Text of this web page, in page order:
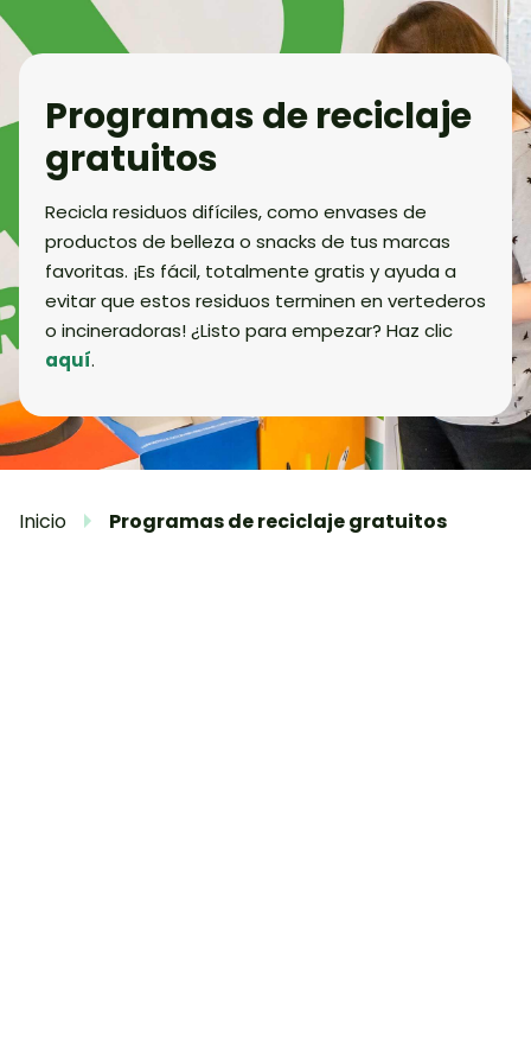
Programas de reciclaje
gratuitos
Recicla residuos difíciles, como envases de
productos de belleza o snacks de tus marcas
favoritas. ¡Es fácil, totalmente gratis y ayuda a
evitar que estos residuos terminen en vertederos
o incineradoras! ¿Listo para empezar? Haz clic
aquí.​
Inicio Programas de reciclaje gratuitos